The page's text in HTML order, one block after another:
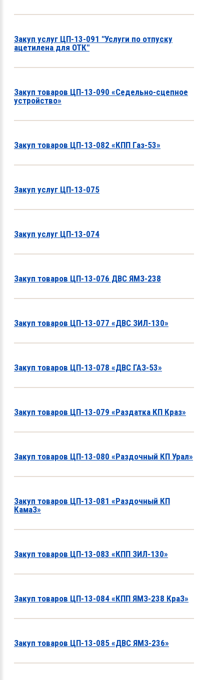
Закуп услуг ЦП-13-091 "Услуги по отпуску
ацетилена для ОТК"
Закуп товаров ЦП-13-090 «Седельно-сцепное
устройство»
Закуп товаров ЦП-13-082 «КПП Газ-53»
Закуп услуг ЦП-13-075
Закуп услуг ЦП-13-074
Закуп товаров ЦП-13-076 ДВС ЯМЗ-238
Закуп товаров ЦП-13-077 «ДВС ЗИЛ-130»
Закуп товаров ЦП-13-078 «ДВС ГАЗ-53»
Закуп товаров ЦП-13-079 «Раздатка КП Краз»
Закуп товаров ЦП-13-080 «Раздочный КП Урал»
Закуп товаров ЦП-13-081 «Раздочный КП
КамаЗ»
Закуп товаров ЦП-13-083 «КПП ЗИЛ-130»
Закуп товаров ЦП-13-084 «КПП ЯМЗ-238 КраЗ»
Закуп товаров ЦП-13-085 «ДВС ЯМЗ-236»